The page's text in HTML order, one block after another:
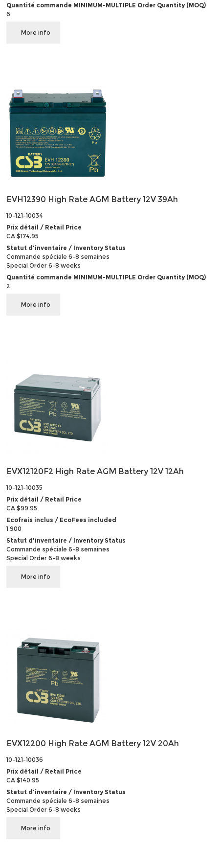
Quantité commande MINIMUM-MULTIPLE Order Quantity (MOQ)
6
More info
EVH12390 High Rate AGM Battery 12V 39Ah
10-121-10034
Prix détail / Retail Price
CA $174.95
Statut d'inventaire / Inventory Status
Commande spéciale 6-8 semaines
Special Order 6-8 weeks
Quantité commande MINIMUM-MULTIPLE Order Quantity (MOQ)
2
More info
EVX12120F2 High Rate AGM Battery 12V 12Ah
10-121-10035
Prix détail / Retail Price
CA $99.95
Ecofrais inclus / EcoFees included
1.900
Statut d'inventaire / Inventory Status
Commande spéciale 6-8 semaines
Special Order 6-8 weeks
More info
EVX12200 High Rate AGM Battery 12V 20Ah
10-121-10036
Prix détail / Retail Price
CA $140.95
Statut d'inventaire / Inventory Status
Commande spéciale 6-8 semaines
Special Order 6-8 weeks
More info